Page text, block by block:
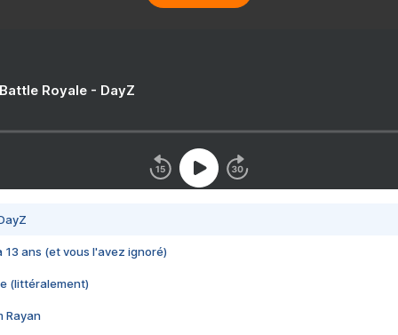
Royale - DayZ
13 ans (et vous l'avez ignoré)
(littéralement)
Rayan